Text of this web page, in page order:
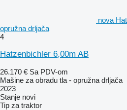
nova
opružna drljača
4
Hatzenbichler 6,00m AB
26.170 € Sa PDV-om
Mašine za obradu tla - opružna drljača
2023
Stanje novi
Tip za traktor